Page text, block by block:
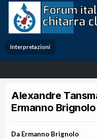
Interpretazioni
Alexandre
Ermanno Brignolo
Da Ermanno Brignolo